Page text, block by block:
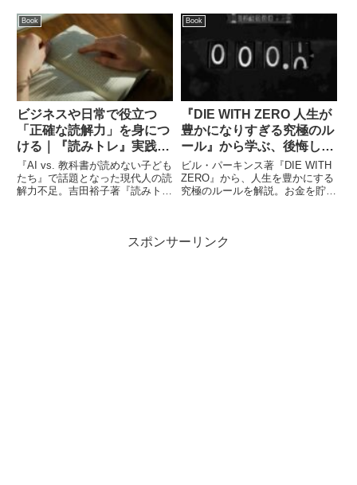
で、あなたも今日から実践できる
ヒントが満載です。
の会話が豊かになること間違いな
し！
Book
ビジネスや日常で役立つ
「正確な読解力」を身につ
ける｜『読みトレ』実践ガ
イド
『AI vs. 教科書が読めない子ども
たち』で話題となった現代人の読
解力不足。吉田裕子著『読みト
え方や事実と意見の切り分け方な
Book
『DIE WITH ZERO 人生が
豊かになりすぎる究極のル
ール』から学ぶ、後悔しな
い人生を送る秘訣
ビル・パーキンス著『DIE WITH
ZERO』から、人生を豊かにする
究極のルールを解説。お金を貯め
ましょう。
スポンサーリンク